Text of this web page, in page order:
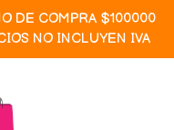
DE COMPRA $100000
NO INCLUYEN IVA